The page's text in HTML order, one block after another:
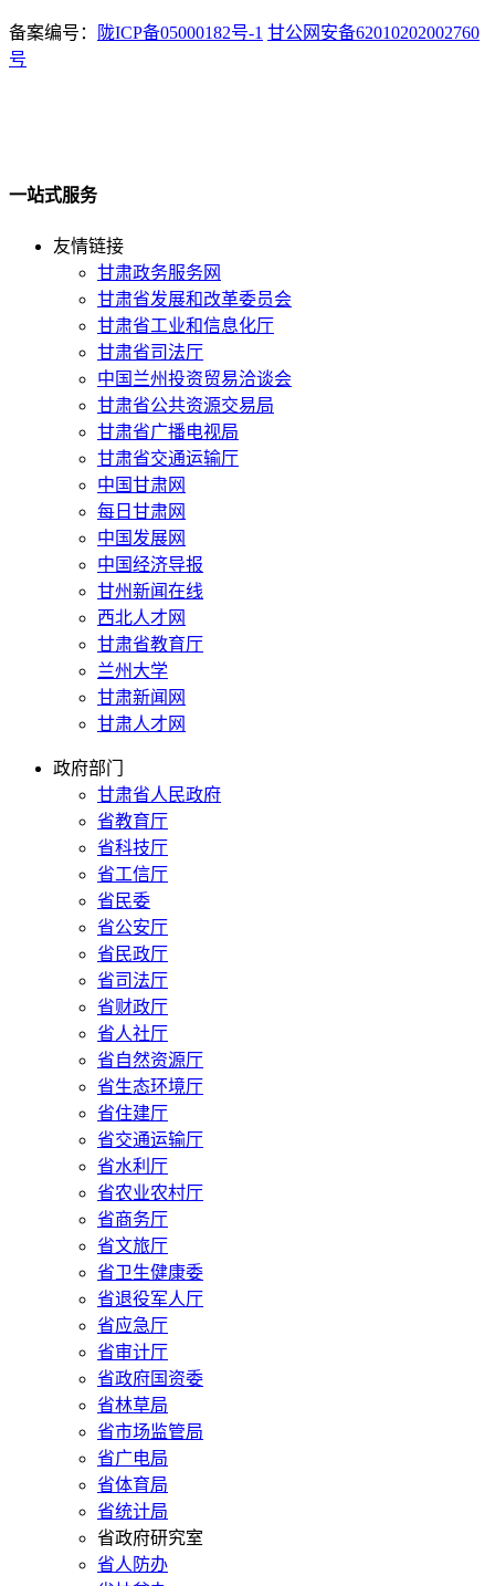
备案编号： 陇ICP备05000182号-1 甘公网安备62010202002760
号
一站式服务
友情链接
甘肃政务服务网
甘肃省发展和改革委员会
甘肃省工业和信息化厅
甘肃省司法厅
中国兰州投资贸易洽谈会
甘肃省公共资源交易局
甘肃省广播电视局
甘肃省交通运输厅
中国甘肃网
每日甘肃网
中国发展网
中国经济导报
甘州新闻在线
西北人才网
甘肃省教育厅
兰州大学
甘肃新闻网
甘肃人才网
政府部门
甘肃省人民政府
省教育厅
省科技厅
省工信厅
省民委
省公安厅
省民政厅
省司法厅
省财政厅
省人社厅
省自然资源厅
省生态环境厅
省住建厅
省交通运输厅
省水利厅
省农业农村厅
省商务厅
省文旅厅
省卫生健康委
省退役军人厅
省应急厅
省审计厅
省政府国资委
省林草局
省市场监管局
省广电局
省体育局
省统计局
省政府研究室
省人防办